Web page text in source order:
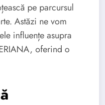
pe parcursul
Astăzi ne vom
influențe asupra
oferind o